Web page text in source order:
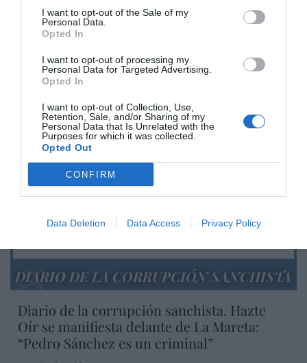
I want to opt-out of the Sale of my
Personal Data.
Opted In
I want to opt-out of processing my
Personal Data for Targeted Advertising.
Opted In
I want to opt-out of Collection, Use,
Retention, Sale, and/or Sharing of my
Personal Data that Is Unrelated with the
Purposes for which it was collected.
Opted Out
CONFIRM
Data Deletion Data Access Privacy Policy
Eulogio López 08/08/26 06:00
INTERNACIONAL
Occidente, la de Nagasaki sí: era la ciudad
católica del Japón
Marcelo Gullo: “El trabajo de desmitificar la
historia, de poner la verdadera, de
desmontar la falsificación, es un trabajo
cristiano"
por Hispanidad
DIARIO DE LA CORRUPCIÓN SANCHISTA
Diario de la corrupción sanchista. Hazte
Oír se manifiesta delante de La Mareta:
“Pedro Sánchez es un criminal”